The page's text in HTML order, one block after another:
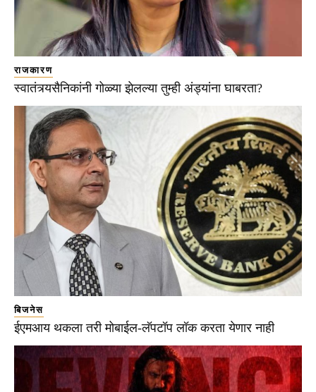
राजकारण
स्वातंत्र्यसैनिकांनी गोळ्या झेलल्या तुम्ही अंड्यांना घाबरता?
बिजनेस
ईएमआय थकला तरी मोबाईल-लॅपटॉप लॉक करता येणार नाही